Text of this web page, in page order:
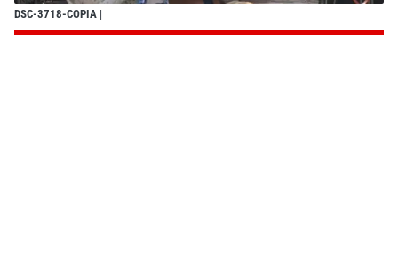
DSC-3718-COPIA |